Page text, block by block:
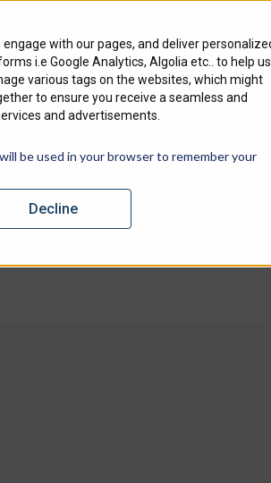
with our pages, and deliver
i.e Google Analytics, Algolia etc.. to help us
various tags on the websites, which might
to ensure you receive a seamless and
and advertisements.
be used in your browser to remember your
Decline
Marchés quenous servons